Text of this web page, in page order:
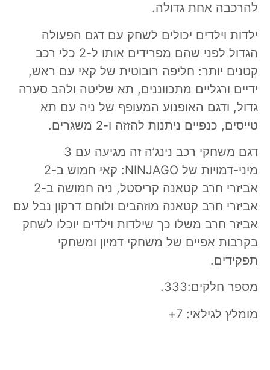
להרכבה אחת גדולה.
ילדות וילדים יכולים לשחק עם דגם הפעולה
הגדול לפני שהם מפרידים אותו ל-2 כלי רכב
קטנים יותר: חליפה רובוטית של קאי עם ראש,
ידיים ורגליים מתכווננים, תא שליטה ולהב סערה
גדול, ודגם האופנוע המעופף של ניה עם תא
טייסים, כנפיים ניתנות להזזה ו-2 משגרים.
דגם משחקי רכב נינג’ה זה מגיעה עם 3
מיני-דמויות של NINJAGO: קאי חמוש ב-2
אביזרי חרב קטאנה קריסטל, ניה חמושה ב-2
אביזרי חרב קטאנה מוזהבים ולוחם דרקון נבל עם
אביזר חרב משלו כך שילדות וילדים יוכלו לשחק
בקרבות אפיים של משחקי דמיון ומשחקי
תפקידים.
מספר חלקים:333.
מומלץ לגילאי: 7+